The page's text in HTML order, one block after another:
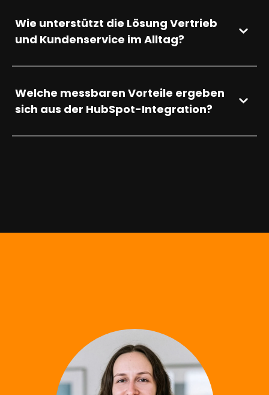
Wie unterstützt die Lösung Vertrieb
und Kundenservice im Alltag?
Welche messbaren Vorteile ergeben
sich aus der HubSpot-Integration?